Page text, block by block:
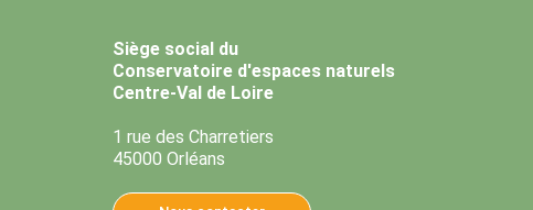
Siège social du
Conservatoire d'espaces naturels
Centre-Val de Loire
1 rue des Charretiers
45000 Orléans